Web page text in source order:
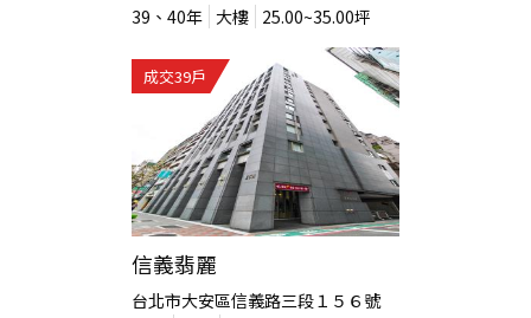
39、40年 大樓 25.00~35.00坪
成交39戶
信義翡麗
台北市大安區信義路三段１５６號